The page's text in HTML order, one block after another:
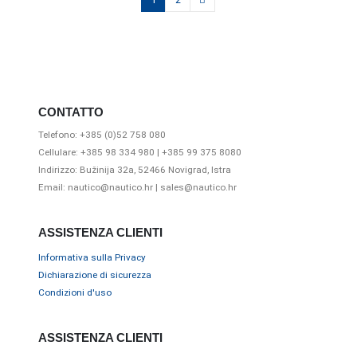
CONTATTO
Telefono: +385 (0)52 758 080
Cellulare: +385 98 334 980 | +385 99 375 8080
Indirizzo: Bužinija 32a, 52466 Novigrad, Istra
Email: nautico@nautico.hr | sales@nautico.hr
ASSISTENZA CLIENTI
Informativa sulla Privacy
Dichiarazione di sicurezza
Condizioni d'uso
ASSISTENZA CLIENTI